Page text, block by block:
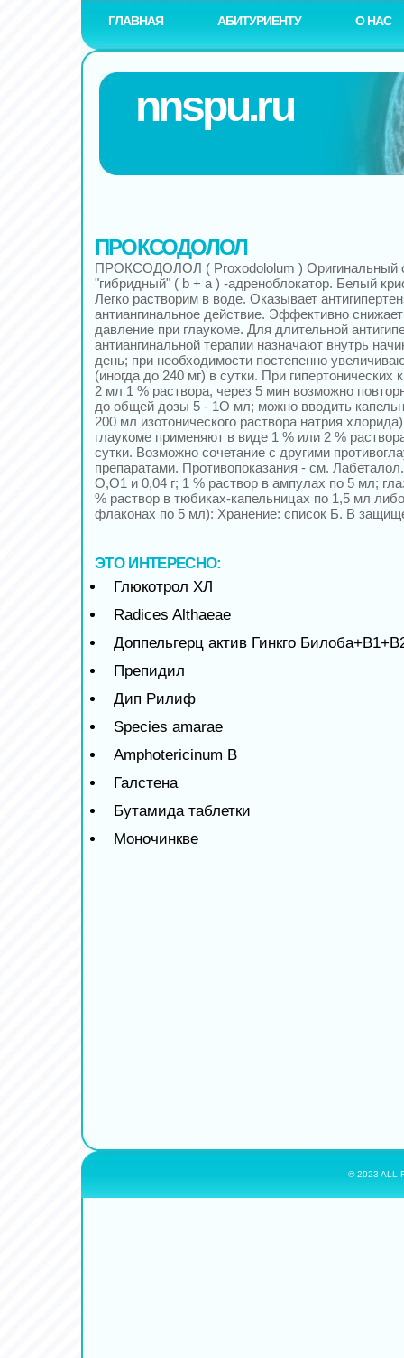
ГЛАВНАЯ АБИТУРИЕНТУ О НАС
nnspu.ru
ПРОКСОДОЛОЛ
ПРОКСОДОЛОЛ ( Рrохоdоlоlum ) Оригинальный
"гибридный" ( b + a ) -адреноблокатор. Белый
Легко растворим в воде. Оказывает
антиангинальное действие. Эффективно снижает
давление при глаукоме. Для длительной
антиангинальной терапии назначают внутрь
день; при необходимости постепенно
(иногда до 240 мг) в сутки. При гипертонических
2 мл 1 % раствора, через 5 мин возможно
до общей дозы 5 - 1О мл; можно вводить
200 мл изотонического раствора натрия
глаукоме применяют в виде 1 % или 2 %
сутки. Возможно сочетание с другими
препаратами. Противопоказания - см.
О,О1 и 0,04 г; 1 % раствор в ампулах по 5 мл;
% раствор в тюбиках-капельницах по 1,5 мл
флаконах по 5 мл): Хранение: список Б. В
ЭТО ИНТЕРЕСНО:
Глюкотрол ХЛ
Radices Althaeae
Доппельгерц актив Гинкго
Препидил
Дип Рилиф
Species amarae
Amphotericinum B
Галстена
Бутамида таблетки
Моночинкве
© 2023 ALL